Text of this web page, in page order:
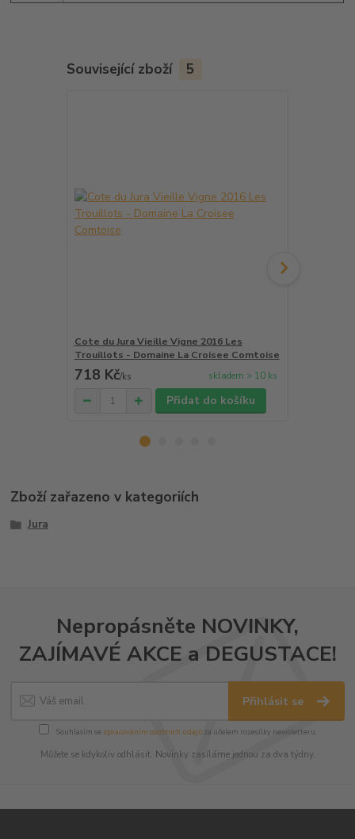
Související zboží 5
Cote du Jura Vieille Vigne 2016 Les
Trouillots - Domaine La Croisee Comtoise
718 Kč/ks skladem > 10 ks
Přidat do košíku
Zboží zařazeno v kategoriích
Jura
Nepropásněte NOVINKY,
ZAJÍMAVÉ AKCE a DEGUSTACE!
Přihlásit se
Souhlasím se zpracováním osobních údajůza účelem rozesílky newsletteru.
Můžete se kdykoliv odhlásit. Novinky zasíláme jednou za dva týdny.